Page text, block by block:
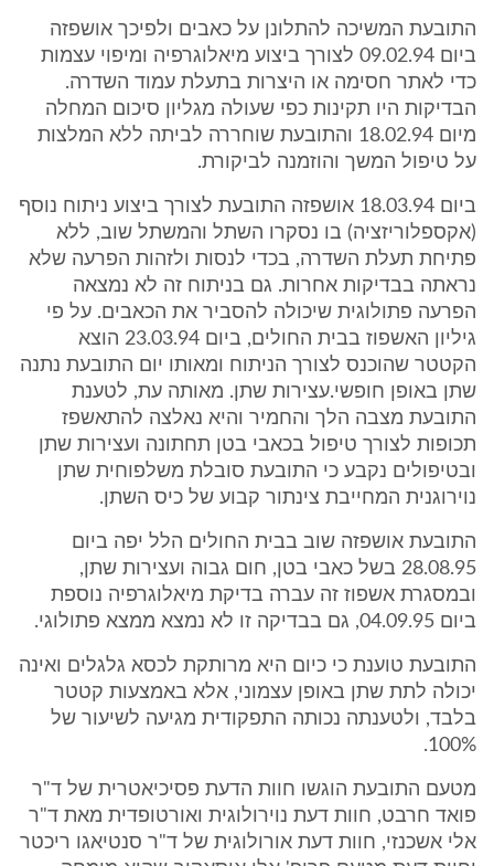
התובעת המשיכה להתלונן על כאבים ולפיכך אושפזה
ביום 09.02.94 לצורך ביצוע מיאלוגרפיה ומיפוי עצמות
כדי לאתר חסימה או היצרות בתעלת עמוד השדרה.
הבדיקות היו תקינות כפי שעולה מגליון סיכום המחלה
מיום 18.02.94 והתובעת שוחררה לביתה ללא המלצות
על טיפול המשך והוזמנה לביקורת.
ביום 18.03.94 אושפזה התובעת לצורך ביצוע ניתוח נוסף
(אקספלוריזציה) בו נסקרו השתל והמשתל שוב, ללא
פתיחת תעלת השדרה, בכדי לנסות ולזהות הפרעה שלא
נראתה בבדיקות אחרות. גם בניתוח זה לא נמצאה
הפרעה פתולוגית שיכולה להסביר את הכאבים. על פי
גיליון האשפוז בבית החולים, ביום 23.03.94 הוצא
הקטטר שהוכנס לצורך הניתוח ומאותו יום התובעת נתנה
שתן באופן חופשי.עצירות שתן. מאותה עת, לטענת
התובעת מצבה הלך והחמיר והיא נאלצה להתאשפז
תכופות לצורך טיפול בכאבי בטן תחתונה ועצירות שתן
ובטיפולים נקבע כי התובעת סובלת משלפוחית שתן
נוירוגנית המחייבת צינתור קבוע של כיס השתן.
התובעת אושפזה שוב בבית החולים הלל יפה ביום
28.08.95 בשל כאבי בטן, חום גבוה ועצירות שתן,
ובמסגרת אשפוז זה עברה בדיקת מיאלוגרפיה נוספת
ביום 04.09.95, גם בבדיקה זו לא נמצא ממצא פתולוגי.
התובעת טוענת כי כיום היא מרותקת לכסא גלגלים ואינה
יכולה לתת שתן באופן עצמוני, אלא באמצעות קטטר
בלבד, ולטענתה נכותה התפקודית מגיעה לשיעור של
100%.
מטעם התובעת הוגשו חוות הדעת פסיכיאטרית של ד"ר
פואד חרבט, חוות דעת נוירולוגית ואורטופדית מאת ד"ר
אלי אשכנזי, חוות דעת אורולוגית של ד"ר סנטיאגו ריכטר